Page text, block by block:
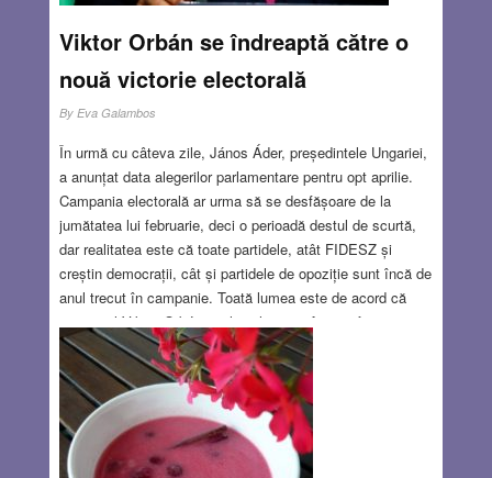
Viktor Orbán se îndreaptă către o
nouă victorie electorală
By Eva Galambos
În urmă cu câteva zile, János Áder, președintele Ungariei,
a anunțat data alegerilor parlamentare pentru opt aprilie.
Campania electorală ar urma să se desfășoare de la
jumătatea lui februarie, deci o perioadă destul de scurtă,
dar realitatea este că toate partidele, atât FIDESZ și
creștin democrații, cât și partidele de opoziție sunt încă de
anul trecut în campanie. Toată lumea este de acord că
premierul Viktor Orbán și aliații lui vor câștiga, fără nici un
fel de probleme, scrutinul, dreapta ajungând pentru a treia
oară consecutiv la guvernare. Aceasta pe de o parte,
datorită strategiei foarte abile a FIDESZ care a știut să
folosească conjunctura internă dar mai ales internațională
pentru a-i atrage pe alegători, pe de altă parte, din cauza
slăbiciunii de neiertat a opoziției care nu a reușit să învețe